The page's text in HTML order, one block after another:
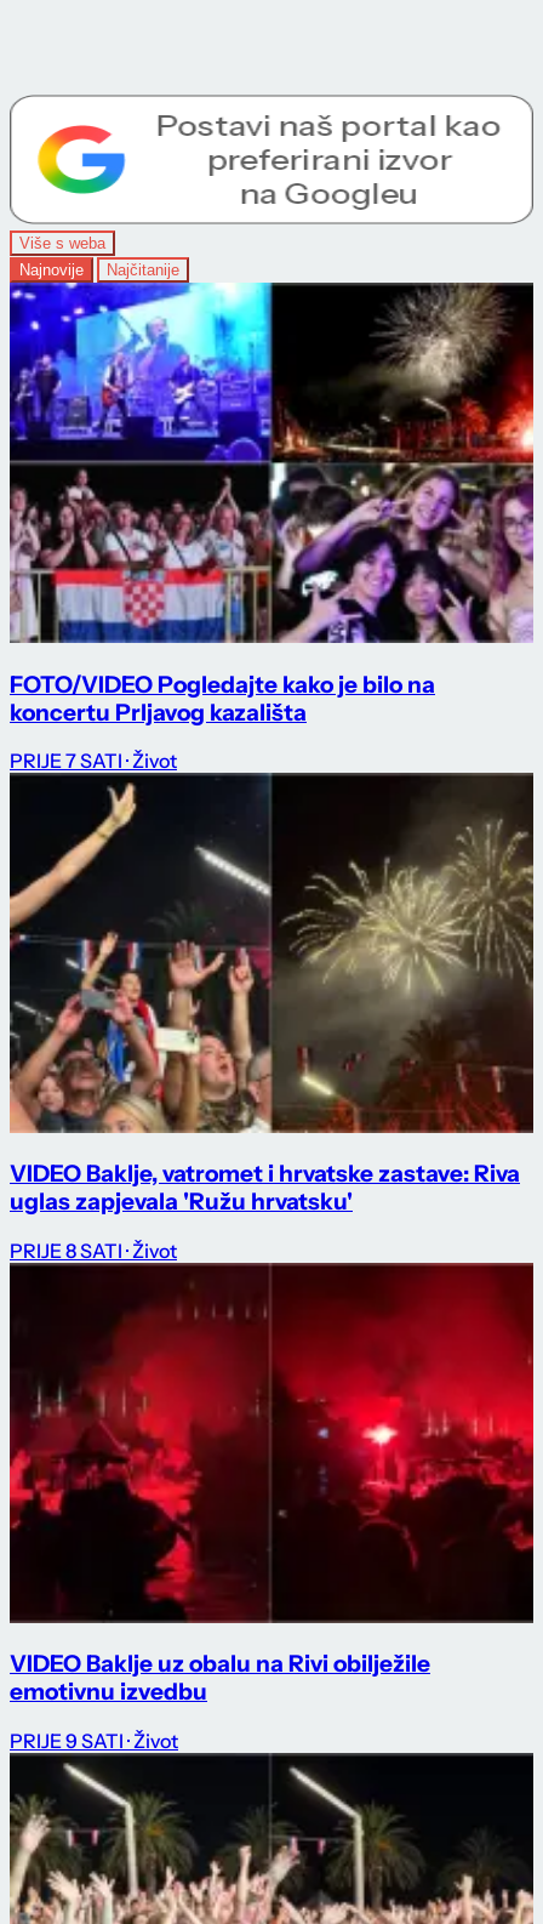
Više s weba
Najnovije
Najčitanije
FOTO/VIDEO Pogledajte kako je bilo na
koncertu Prljavog kazališta
PRIJE 7 SATI · Život
VIDEO Baklje, vatromet i hrvatske zastave: Riva
uglas zapjevala 'Ružu hrvatsku'
PRIJE 8 SATI · Život
VIDEO Baklje uz obalu na Rivi obilježile
emotivnu izvedbu
PRIJE 9 SATI · Život